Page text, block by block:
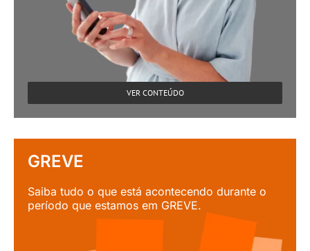
VER CONTEÚDO
GREVE
Saiba tudo o que está acontecendo durante o
período que estamos em GREVE.